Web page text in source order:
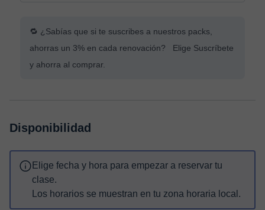
🔁 ¿Sabías que si te suscribes a nuestros packs,
ahorras un 3% en cada renovación? Elige Suscríbete
y ahorra al comprar.
Disponibilidad
Elige fecha y hora para empezar a reservar tu
clase.
Los horarios se muestran en tu zona horaria local.